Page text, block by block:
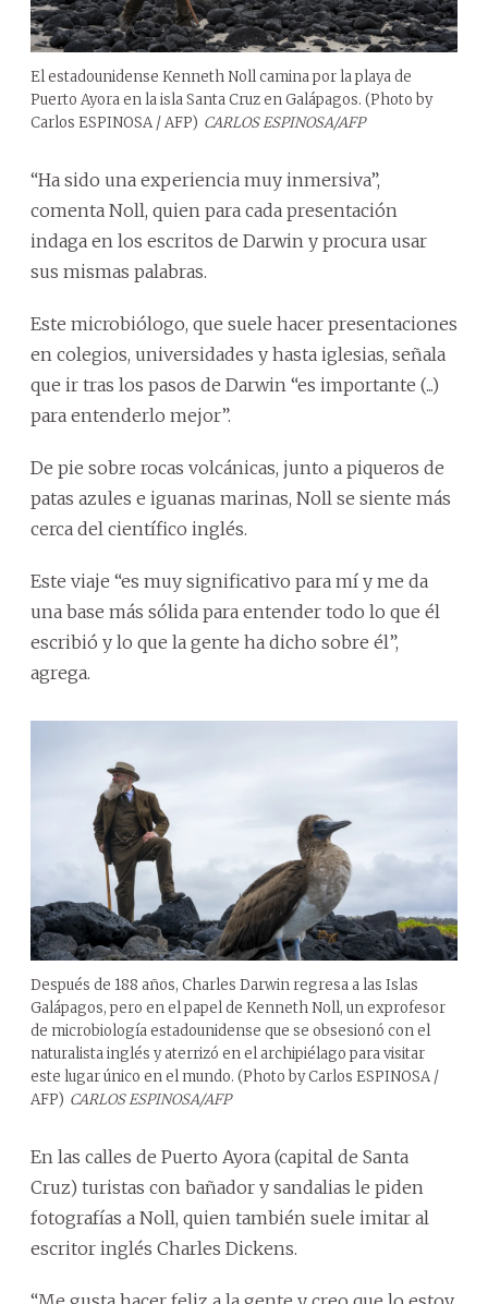
El estadounidense Kenneth Noll camina por la playa de
Puerto Ayora en la isla Santa Cruz en Galápagos. (Photo by
Carlos ESPINOSA / AFP) CARLOS ESPINOSA/AFP
“Ha sido una experiencia muy inmersiva”,
comenta Noll, quien para cada presentación
indaga en los escritos de Darwin y procura usar
sus mismas palabras.
Este microbiólogo, que suele hacer presentaciones
en colegios, universidades y hasta iglesias, señala
que ir tras los pasos de Darwin “es importante (...)
para entenderlo mejor”.
De pie sobre rocas volcánicas, junto a piqueros de
patas azules e iguanas marinas, Noll se siente más
cerca del científico inglés.
Este viaje “es muy significativo para mí y me da
una base más sólida para entender todo lo que él
escribió y lo que la gente ha dicho sobre él”,
agrega.
Después de 188 años, Charles Darwin regresa a las Islas
Galápagos, pero en el papel de Kenneth Noll, un exprofesor
de microbiología estadounidense que se obsesionó con el
naturalista inglés y aterrizó en el archipiélago para visitar
este lugar único en el mundo. (Photo by Carlos ESPINOSA /
AFP) CARLOS ESPINOSA/AFP
En las calles de Puerto Ayora (capital de Santa
Cruz) turistas con bañador y sandalias le piden
fotografías a Noll, quien también suele imitar al
escritor inglés Charles Dickens.